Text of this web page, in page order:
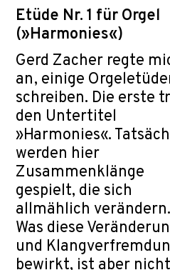
Etüde Nr. 1 für Orgel
(»Harmonies«)
Gerd Zacher regte
an, einige
schreiben. Die erste
den Untertitel
»Harmonies«.
werden hier
Zusammenklänge
gespielt, die sich
allmählich verändern.
Was diese
und
bewirkt, ist aber